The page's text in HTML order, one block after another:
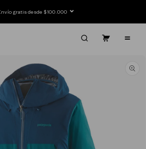
gratis desde $100.000
Carrito